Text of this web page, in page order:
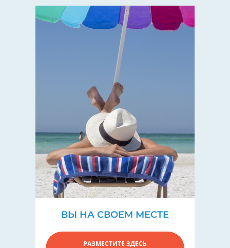
ВЫ НА СВОЕМ МЕСТЕ
РАЗМЕСТИТЕ ЗДЕСЬ